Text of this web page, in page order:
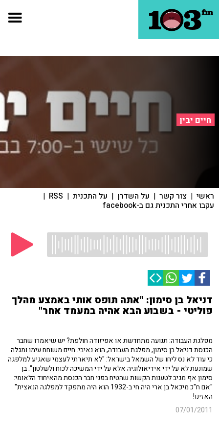
חיים יבין
ראשי | צור קשר | על השדרן | על התכנית |
RSS
|
עקבו אחרי התכנית גם ב-facebook
דניאל בן סימון: "אתה תופס אותי באמצע מהלך
פוליטי - בשבוע הבא אהיה במעמד אחר"
מפלגת העבודה: תנועה מתחדשת או אפיזודה חולפת? יש שיאמרו שחבר
הכנסת דניאל בן סימון, מפלגת העבודה, הוא נאיבי. חיים משוחח עימו ומגלה
כי עוד לא נס ליחו של השמאל בישראל: "לא תיארתי לעצמי שאגיע למלפגה
שמונעת לא על ידי אידיאולוגיה אלא על ידי המשיכה לכוח ולשלטון". בן
סימון אף מגיב לטענות הקשות שהטיח בפני חבר הכנסת מהאיחוד הלאומי:
"אם ח"כ מיכאל בן ארי היה חי ב-1932 הוא היה מתפקד למפלגה הנאצית"
האזינו!
07/01/2011